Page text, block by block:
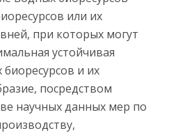
или их
при которых могут
устойчивая
и их
посредством
научных данных мер по